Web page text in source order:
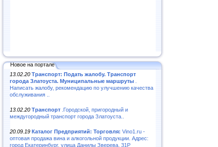
Новое на портале
13.02.20 Транспорт: Подать жалобу. Транспорт
города Златоуста. Муниципальные маршруты
Написать жалобу, рекомендацию по улучшению качества
обслуживания ..
13.02.20 Транспорт .Городской, пригородный и
междугородный транспорт города Златоуста..
20.09.19 Каталог Предприятий: Торговля: Vino1.ru -
оптовая продажа вина и алкогольной продукции. Адрес:
город Екатеринбург, улица Данилы Зверева, 31Р